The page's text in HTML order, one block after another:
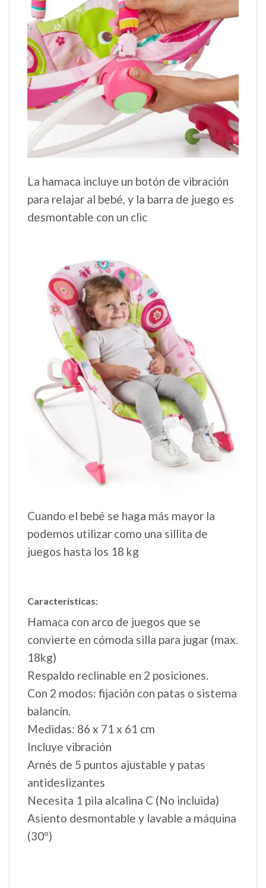
La hamaca incluye un botón de vibración
para relajar al bebé, y la barra de juego es
desmontable con un clic
Cuando el bebé se haga más mayor la
podemos utilizar como una sillita de
juegos hasta los 18 kg
Características:
Hamaca con arco de juegos que se
convierte en cómoda silla para jugar (max.
18kg)
Respaldo reclinable en 2 posiciones.
Con 2 modos: fijación con patas o sistema
balancín.
Medidas: 86 x 71 x 61 cm
Incluye vibración
Arnés de 5 puntos ajustable y patas
antideslizantes
Necesita 1 pila alcalina C (No incluida)
Asiento desmontable y lavable a máquina
(30º)